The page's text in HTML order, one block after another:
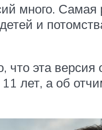
много. Самая
и
эта версия
лет, а об